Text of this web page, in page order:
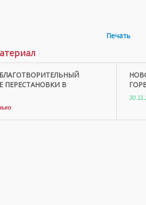
Печать
ПЕРЕСТАНОВКИ В